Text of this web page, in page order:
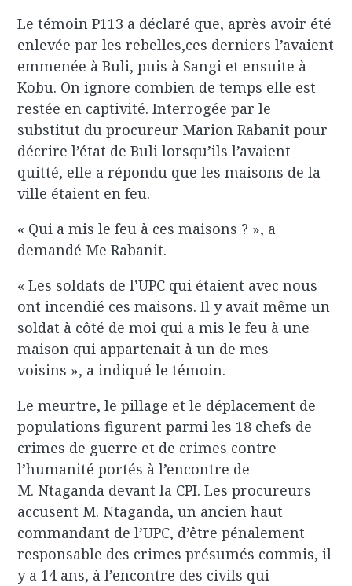
Le témoin P113 a déclaré que, après avoir été
enlevée par les rebelles,ces derniers l’avaient
emmenée à Buli, puis à Sangi et ensuite à
Kobu. On ignore combien de temps elle est
restée en captivité. Interrogée par le
substitut du procureur Marion Rabanit pour
décrire l’état de Buli lorsqu’ils l’avaient
quitté, elle a répondu que les maisons de la
ville étaient en feu.
« Qui a mis le feu à ces maisons ? », a
demandé Me Rabanit.
« Les soldats de l’UPC qui étaient avec nous
ont incendié ces maisons. Il y avait même un
soldat à côté de moi qui a mis le feu à une
maison qui appartenait à un de mes
voisins », a indiqué le témoin.
Le meurtre, le pillage et le déplacement de
populations figurent parmi les 18 chefs de
crimes de guerre et de crimes contre
l’humanité portés à l’encontre de
M. Ntaganda devant la CPI. Les procureurs
accusent M. Ntaganda, un ancien haut
commandant de l’UPC, d’être pénalement
responsable des crimes présumés commis, il
y a 14 ans, à l’encontre des civils qui